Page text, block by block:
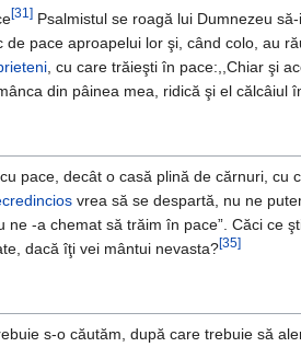
[31] Psalmistul se roagă lui Dumnezeu
pace aproapelui lor şi, când colo, au
, cu care trăieşti în pace:,,Chiar şi
din pâinea mea, ridică şi el călcâiul
pace, decât o casă plină de cărnuri, cu
vrea să se despartă, nu ne
ne -a chemat să trăim în pace”. Căci ce
dacă îţi vei mântui nevasta?[35]
s-o căutăm, după care trebuie să